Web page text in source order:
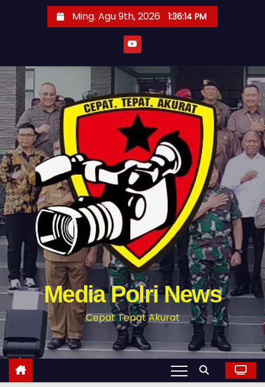
t
o
c
o
n
t
e
n
t
Ming. Agu 9th, 2026 1:36:16 PM
Media Polri News
Cepat Tepat Akurat